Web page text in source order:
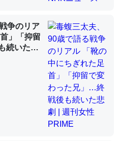
か。知らんかった。調べたら
ビの600分の1程度。
の大問題＝「昆虫はなぜ海にいな
争のリア
」「抑留
続いた悲